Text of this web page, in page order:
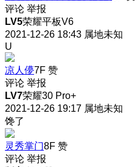
评论 举报
LV5荣耀平板V6
2021-12-26 18:43 属地未知
U
凉人儚7F 赞
评论 举报
LV7荣耀30 Pro+
2021-12-26 19:17 属地未知
馋了
灵秀掌门8F 赞
评论 举报